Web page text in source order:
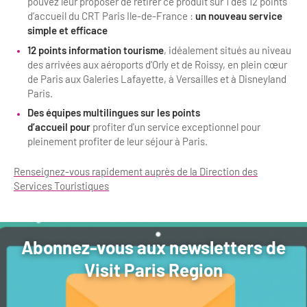
Bilan des actions de professionnalisation
Améliorer l’expérience de vos visiteurs
Besoins et attentes des visiteurs
Partage d'expériences professionnelles
Accessibilité
Se former et s'informer à l'Accessibilité
Nos publics en situation de handicap
Comment se rendre accessible?
Golfs
City Tours
Incentive et team building
Logistique
Agences Réceptives et évènementielles
Services, Wifi, cartes
Destination Groupes
Magazine Paris Region
d’accueil du CRT Paris Ile-de-France : un nouveauservice
simple et efficace
12 points information tourisme, idéalement situés au niveau
des arrivées aux aéroports d'Orly et de Roissy, en plein cœur
de Paris aux Galeries Lafayette, à Versailles et à Disneyland
Paris.
Des équipes multilingues sur les points
d’accueil pour profiter d'un service exceptionnel pour
pleinement profiter de leur séjour à Paris.
Renseignez-vous rapidement auprès de la Direction des
Services Touristiques
Abonnez-vous aux newsletters de
Visit Paris Region